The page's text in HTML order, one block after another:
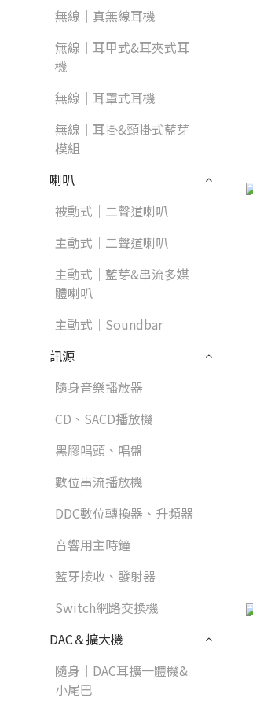
無線｜真無線耳機
無線｜耳甲式&耳夾式耳
機
無線｜耳罩式耳機
無線｜耳掛&頸掛式藍芽
模組
喇叭
被動式｜二聲道喇叭
主動式｜二聲道喇叭
主動式｜藍芽&串流多媒
體喇叭
主動式｜Soundbar
訊源
隨身音樂播放器
CD、SACD播放機
黑膠唱頭、唱盤
數位串流播放機
DDC數位轉換器、升頻器
音響用主時鐘
藍牙接收、發射器
Switch網路交換機
DAC＆擴大機
隨身｜DAC耳擴一體機&
小尾巴